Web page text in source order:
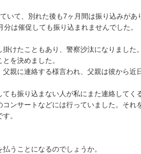
いて、別れた後も7ヶ月間は振り込みがあ
は催促しても振り込まれませんでした。
けたこともあり、警察沙汰になりました
を決めました。
親に連絡する様言われ、父親は彼から近
も振り込まない人が私にまた連絡してく
ンサートなどには行っていました。それ
。
うことになるのでしょうか。